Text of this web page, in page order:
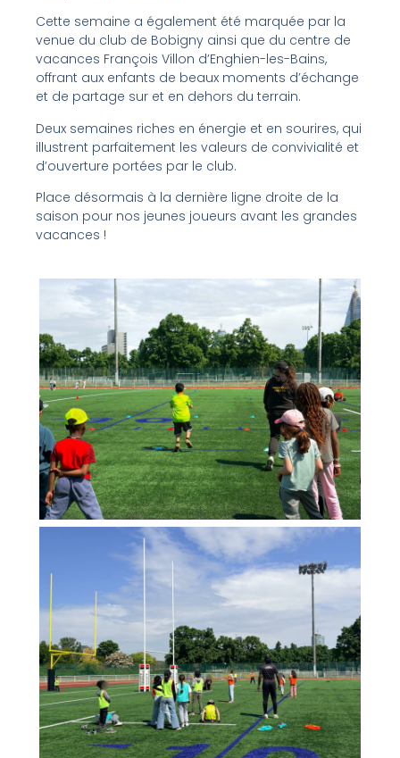
Cette semaine a également été marquée par la
venue du club de Bobigny ainsi que du centre de
vacances François Villon d’Enghien-les-Bains,
offrant aux enfants de beaux moments d’échange
et de partage sur et en dehors du terrain.
Deux semaines riches en énergie et en sourires, qui
illustrent parfaitement les valeurs de convivialité et
d’ouverture portées par le club.
Place désormais à la dernière ligne droite de la
saison pour nos jeunes joueurs avant les grandes
vacances !